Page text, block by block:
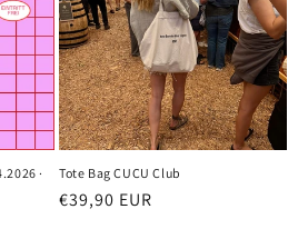
·
Tote Bag CUCU Club
Normaler
€39,90 EUR